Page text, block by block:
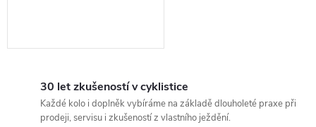
30 let zkušeností v cyklistice
Každé kolo i doplněk vybíráme na základě dlouholeté praxe při
prodeji, servisu i zkušeností z vlastního ježdění.